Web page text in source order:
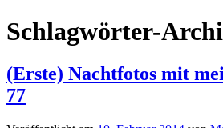
Schlagwörter-
(Erste) Nachtfotos mit
77